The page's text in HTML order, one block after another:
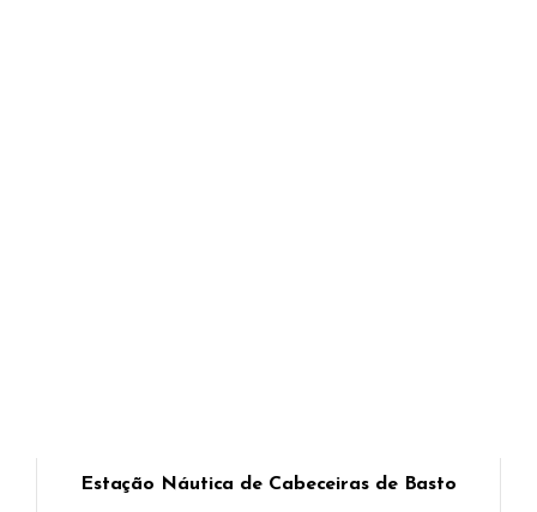
Estação Náutica de Cabeceiras de Basto